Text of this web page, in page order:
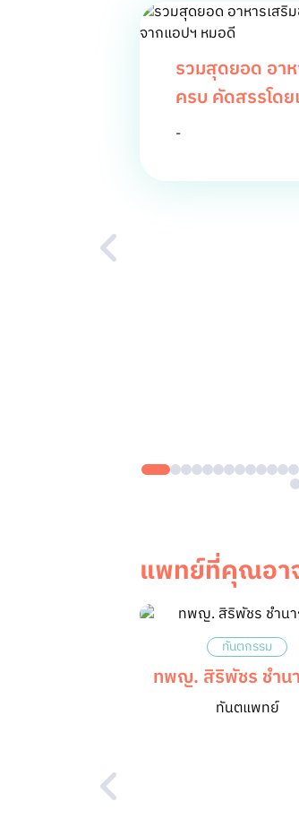
รวมสุดยอด อา
ครบ คัดสรรโด
-
แพทย์ที่คุณอา
ทันตกรรม
ทพญ. สิริพัชร ชำน
ทันตแพทย์